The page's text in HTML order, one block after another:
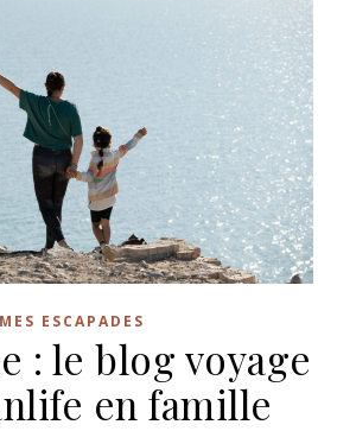
MES ESCAPADES
: le blog voyage
en famille